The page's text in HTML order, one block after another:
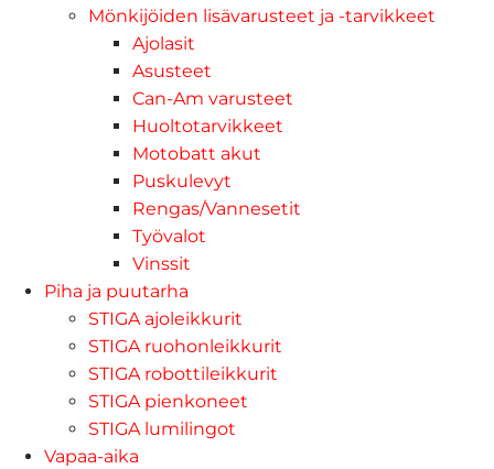
Mönkijöiden lisävarusteet ja -tarvikkeet
Ajolasit
Asusteet
Can-Am varusteet
Huoltotarvikkeet
Motobatt akut
Puskulevyt
Rengas/Vannesetit
Työvalot
Vinssit
Piha ja puutarha
STIGA ajoleikkurit
STIGA ruohonleikkurit
STIGA robottileikkurit
STIGA pienkoneet
STIGA lumilingot
Vapaa-aika